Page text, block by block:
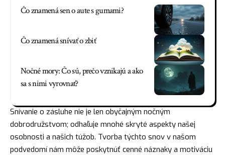
Čo znamená sen o aute s gumami?
Čo znamená snívať o zbiť
Nočné mory: Čo sú, prečo vznikajú a ako
sa s nimi vyrovnať?
Snívanie o zásluhe nie je len obyčajným nočným
dobrodružstvom; odhaľuje mnohé skryté aspekty našej
osobnosti a našich túžob. Tvorba týchto snov v našom
podvedomí nám môže poskytnúť cenné náznaky a motiváciu